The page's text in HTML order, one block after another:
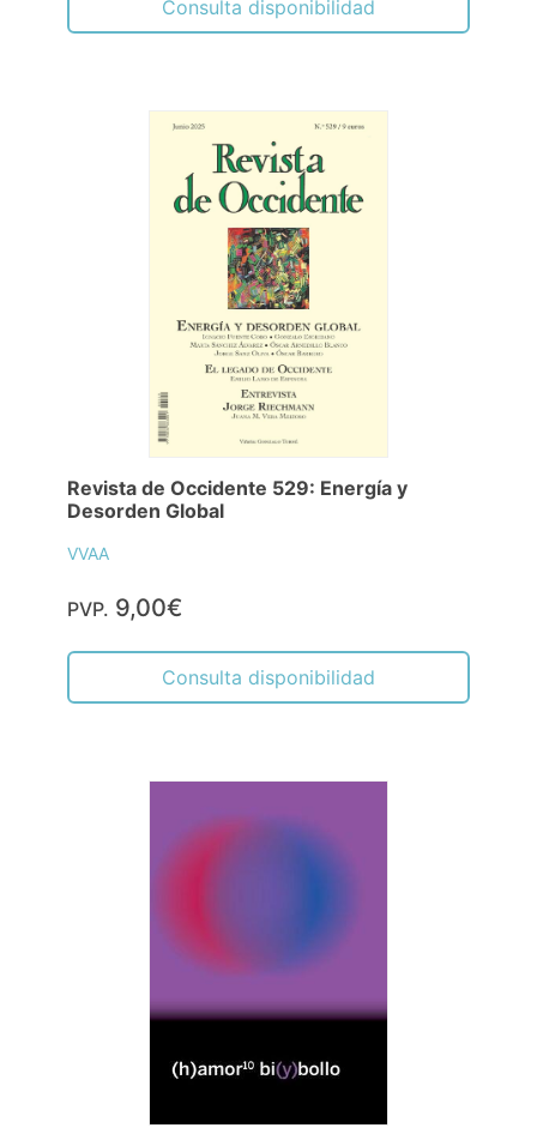
Consulta disponibilidad
Revista de Occidente 529: Energía y
Desorden Global
VVAA
PVP. 9,00€
Consulta disponibilidad